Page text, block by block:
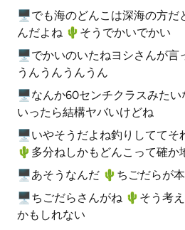
🖥でも海のどんこは深海の方だ
んだよね 🌵️そうでかいでかい
🖥でかいのいたねヨシさんが言
うんうんうんうん
🖥なんか60センチクラスみたい
いったら結構ヤバいけどね
🖥いやそうだよね釣りしててそ
🌵️多分ねしかもどんこって確か
🖥あそうなんだ 🌵️ちごだらが
🖥ちごだらさんがね 🌵️そう考
かもしれない